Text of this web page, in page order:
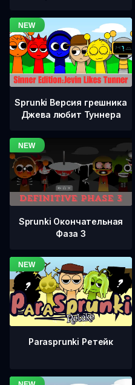
Sprunki Версия грешника
Джева любит Туннера
Sprunki Окончательная
Фаза 3
Parasprunki Ретейк